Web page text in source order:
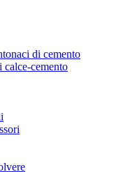
di cemento
calce-cemento